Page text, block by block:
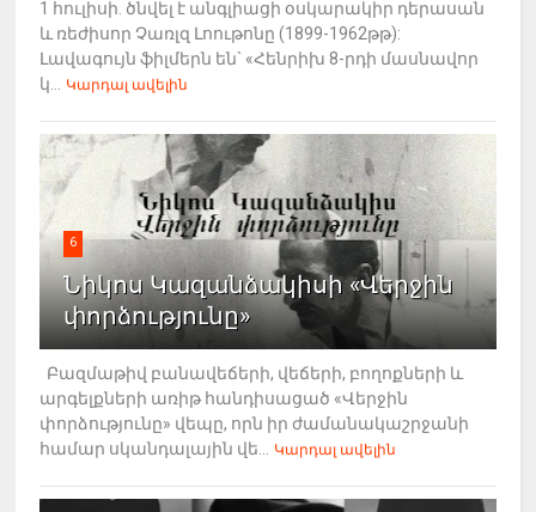
1 հուլիսի. ծնվել է անգլիացի օսկարակիր դերասան
և ռեժիսոր Չառլզ Լոութոնը (1899-1962թթ):
Լավագույն ֆիլմերն են` «Հենրիխ 8-րդի մասնավոր
կ... Կարդալ ավելին
6
Նիկոս Կազանձակիսի «Վերջին
փորձությունը»
Բազմաթիվ բանավեճերի, վեճերի, բողոքների և
արգելքների առիթ հանդիսացած «Վերջին
փորձությունը» վեպը, որն իր ժամանակաշրջանի
համար սկանդալային վե... Կարդալ ավելին